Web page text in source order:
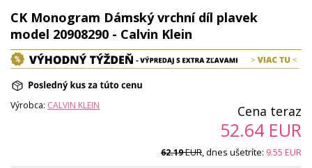
CK Monogram Dámský vrchní díl plavek
model 20908290 - Calvin Klein
Výrobca: CALVIN KLEIN Cena teraz
52.64 EUR
62.19EUR, dnes ušetríte: 9.55 EUR